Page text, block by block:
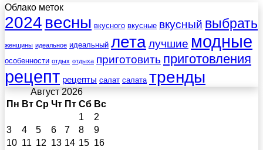
Облако меток
2024 весны вкусного вкусные вкусный выбрать
женщины идеальное идеальный леталучшие модные
особенности отдых отдыха приготовить приготовления
рецепт рецепты салат салата тренды
Август 2026
Пн Вт Ср Чт Пт Сб Вс
1
2
3
4 5 6 7 8
9
10 11 12 13 14 15 16